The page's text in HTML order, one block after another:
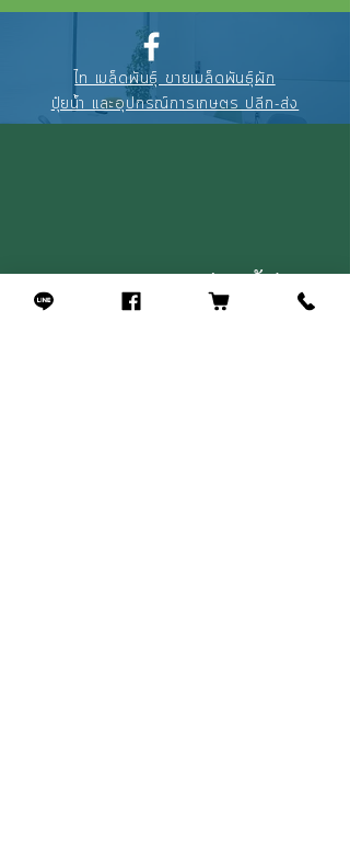
ไท เมล็ดพันธุ์ ขายเมล็ดพันธุ์ผัก
ปุ๋ยน้ำ และอุปกรณ์การเกษตร ปลีก-ส่ง
088-895-3327(คุณณัฐ)
094-256-2322
(คุณจุ้ย)